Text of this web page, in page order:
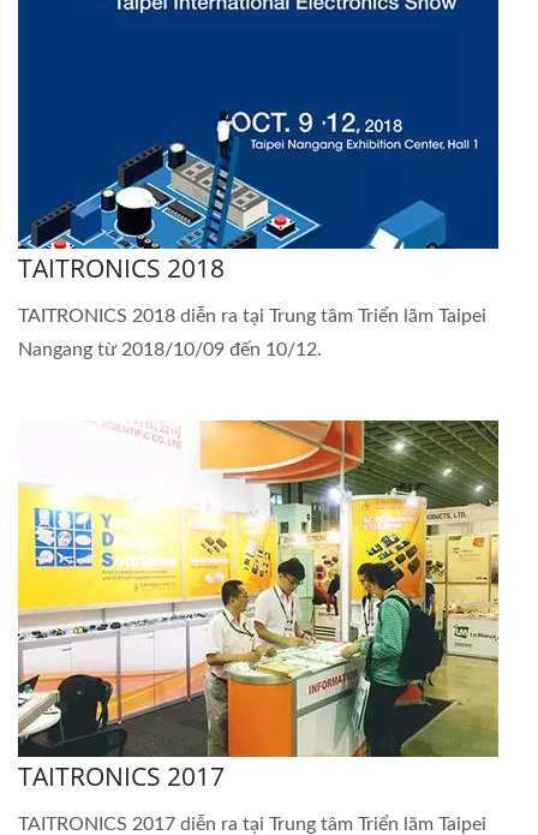
TAITRONICS 2018
TAITRONICS 2018 diễn ra tại Trung tâm Triển lãm Taipei
Nangang từ 2018/10/09 đến 10/12.
TAITRONICS 2017
TAITRONICS 2017 diễn ra tại Trung tâm Triển lãm Taipei